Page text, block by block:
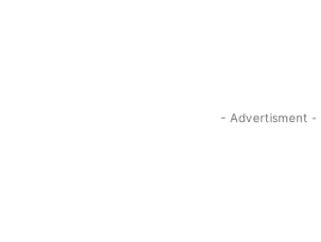
- Advertisment -